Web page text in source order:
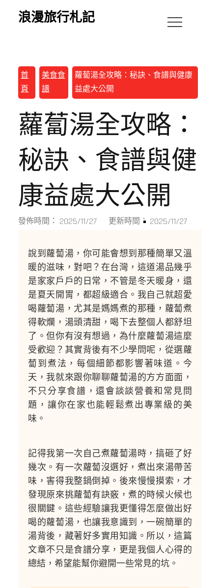
浪漫旅行札記
首
頁
美食食
譜
蘿蔔湯全攻略：秘訣、食譜與健康
益處大公開
蘿蔔湯全攻略：
秘訣、食譜與健
康益處大公開
發佈時間： 2025/11/27 更新時間： 2025/11/27
說到蘿蔔湯，你可能會想到那種簡單又溫
暖的滋味，對吧？在台灣，這道湯品幾乎
是家家戶戶的日常，不管是冬天暖身，還
是夏天開胃，都超級適合。我自己就超愛
喝蘿蔔湯，尤其是媽媽煮的那種，蘿蔔煮
得軟爛，湯頭清甜，喝下去整個人都舒坦
了。但你有沒有想過，為什麼蘿蔔湯這麼
受歡迎？其實背後有不少學問呢，從選蘿
蔔到煮法，每個細節都影響著味道。今
天，我就來跟你聊聊蘿蔔湯的方方面面，
不只分享食譜，還會談談營養和常見問
題，讓你在家也能輕鬆煮出專業級的美
味。
記得我第一次自己煮蘿蔔湯時，搞砸了好
幾次。有一次蘿蔔沒選好，煮出來湯帶苦
味，害得我整鍋倒掉。後來慢慢摸索，才
發現原來挑蘿蔔有訣竅，煮的時候火候也
很關鍵。這些經驗讓我更懂得怎麼做出好
喝的蘿蔔湯，也讓我意識到，一碗簡單的
湯背後，藏著好多實用知識。所以，這篇
文章不只是食譜分享，更是我個人心得的
總結，希望能幫你避開一些常見的坑。